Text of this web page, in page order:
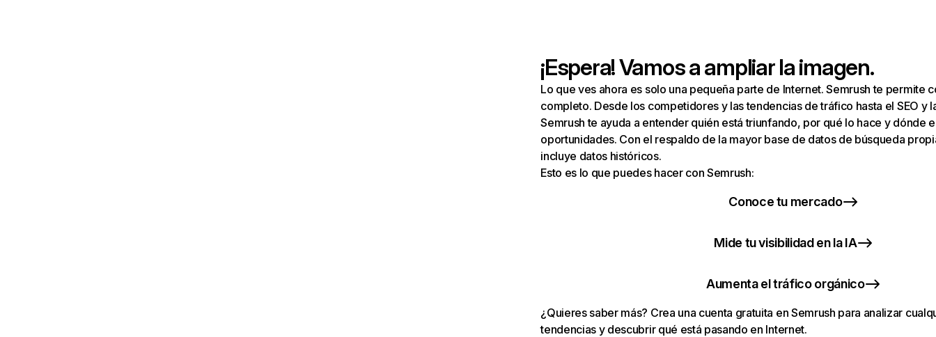
¡Espera! Vamos a ampliar la imagen.
Lo que ves ahora es solo una pequeña parte de Internet. Semrush te permite
completo. Desde los competidores y las tendencias de tráfico hasta el SEO y
Semrush te ayuda a entender quién está triunfando, por qué lo hace y dónde
oportunidades. Con el respaldo de la mayor base de datos de búsqueda
incluye datos históricos.
Esto es lo que puedes hacer con Semrush:
Conoce tu mercado
Mide tu visibilidad en la IA
Aumenta el tráfico orgánico
¿Quieres saber más? Crea una cuenta gratuita en Semrush para analizar
tendencias y descubrir qué está pasando en Internet.